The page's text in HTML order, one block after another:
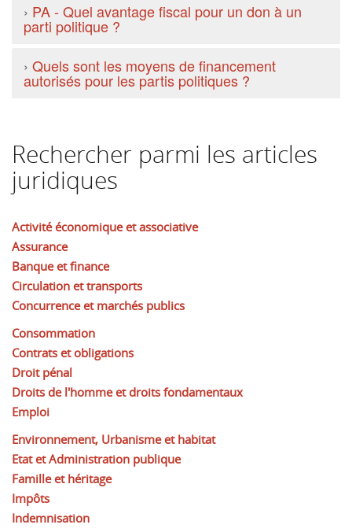
› PA - Quel avantage fiscal pour un don à un
parti politique ?
› Quels sont les moyens de financement
autorisés pour les partis politiques ?
Rechercher parmi les articles
juridiques
Activité économique et associative
Assurance
Banque et finance
Circulation et transports
Concurrence et marchés publics
Consommation
Contrats et obligations
Droit pénal
Droits de l'homme et droits fondamentaux
Emploi
Environnement, Urbanisme et habitat
Etat et Administration publique
Famille et héritage
Impôts
Indemnisation